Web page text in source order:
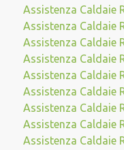
Assistenza Caldaie
Assistenza Caldaie
Assistenza Caldaie
Assistenza Caldaie
Assistenza Caldaie
Assistenza Caldaie
Assistenza Caldaie
Assistenza Caldaie
Assistenza Caldaie